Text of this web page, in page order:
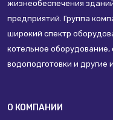
жизнеобеспечения
предприятий. Группа
широкий спектр
котельное
водоподготовки и
О КОМПАНИИ